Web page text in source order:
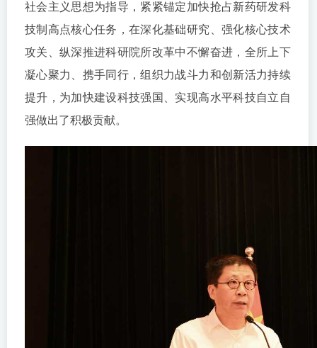
社会主义思想为指导，紧紧锚定加快抢占新药研发科
技制高点核心任务，在深化基础研究、强化核心技术
攻关、纵深推进科研院所改革中不懈奋进，全所上下
凝心聚力、携手同行，组织力战斗力和创新活力持续
提升，为加快建设科技强国、实现高水平科技自立自
强做出了积极贡献。